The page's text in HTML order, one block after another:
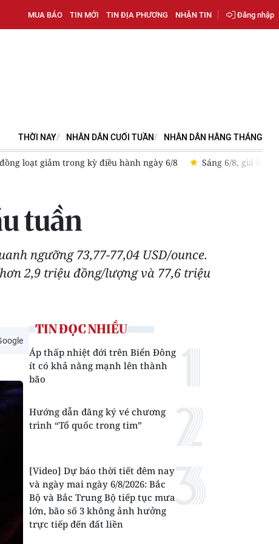
MUA BÁO TIN MỚI TIN ĐỊA PHƯƠNG NHẬN TIN Đăng nhập
THỜI NAY NHÂN DÂN CUỐI TUẦN NHÂN DÂN HẰNG THÁNG
loạt giảm trong kỳ điều hành ngày 6/8 Sáng 6/8, giá bạc
tuần
ngưỡng 73,77-77,04 USD/ounce.
2,9 triệu đồng/lượng và 77,6 triệu
TIN ĐỌC NHIỀU
Áp thấp nhiệt đới trên Biển Đông
ít có khả năng mạnh lên thành
bão
Hướng dẫn đăng ký vé chương
trình “Tổ quốc trong tim”
[Video] Dự báo thời tiết đêm nay
và ngày mai ngày 6/8/2026: Bắc
Bộ và Bắc Trung Bộ tiếp tục mưa
lớn, bão số 3 không ảnh hưởng
trực tiếp đến đất liền